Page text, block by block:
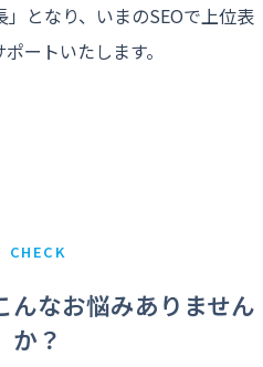
となり、いまのSEOで上位表
ートいたします。
CHECK
んなお悩みありません
か？